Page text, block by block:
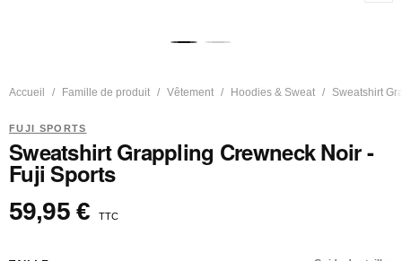
Accueil Famille de produit Vêtement Hoodies & Sweat Sweatshirt
FUJI SPORTS
Sweatshirt Grappling Crewneck Noir -
Fuji Sports
59,95 € TTC